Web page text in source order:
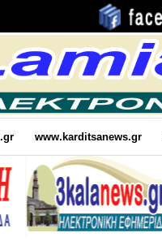
www.karditsanews.gr